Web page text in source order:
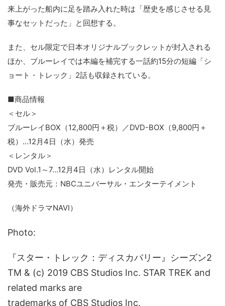
来上がった船内に足を踏み入れた時は「歴史を感じさせる見
事なセットだった」と回想する。
また、セル限定で日本オリジナルブックレットが封入される
ほか、ブルーレイでは本編を補完する一話約15分の短編「シ
ョート・トレック」2話も収録されている。
■商品情報
＜セル＞
ブルーレイBOX（12,800円＋税）／DVD-BOX（9,800円＋
税）…12月4日（水）発売
＜レンタル＞
DVD Vol.1～7…12月4日（水）レンタル開始
発売・販売元：NBCユニバーサル・エンターテイメント
（海外ドラマNAVI）
Photo:
『スター・トレック：ディスカバリー』シーズン2
TM & (c) 2019 CBS Studios Inc. STAR TREK and
related marks are
trademarks of CBS Studios Inc.